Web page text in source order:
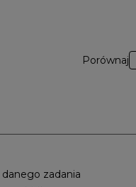
Porównaj
zadania